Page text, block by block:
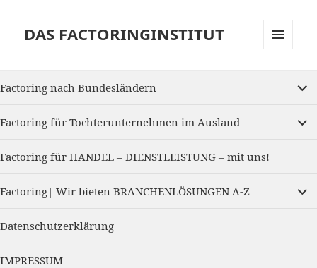
DAS FACTORINGINSTITUT
Factoring nach Bundesländern
child
Factoring für Tochterunternehmen im Ausland
child
Factoring für HANDEL – DIENSTLEISTUNG – mit uns!
Factoring| Wir bieten BRANCHENLÖSUNGEN A-Z
child
Datenschutzerklärung
IMPRESSUM